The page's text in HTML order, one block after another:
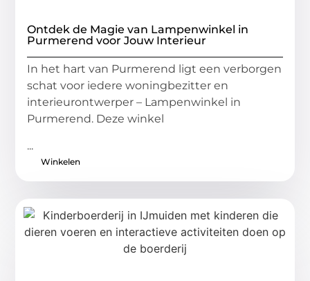
Ontdek de Magie van Lampenwinkel in
Purmerend voor Jouw Interieur
In het hart van Purmerend ligt een verborgen
schat voor iedere woningbezitter en
interieurontwerper – Lampenwinkel in
Purmerend. Deze winkel
...
Winkelen